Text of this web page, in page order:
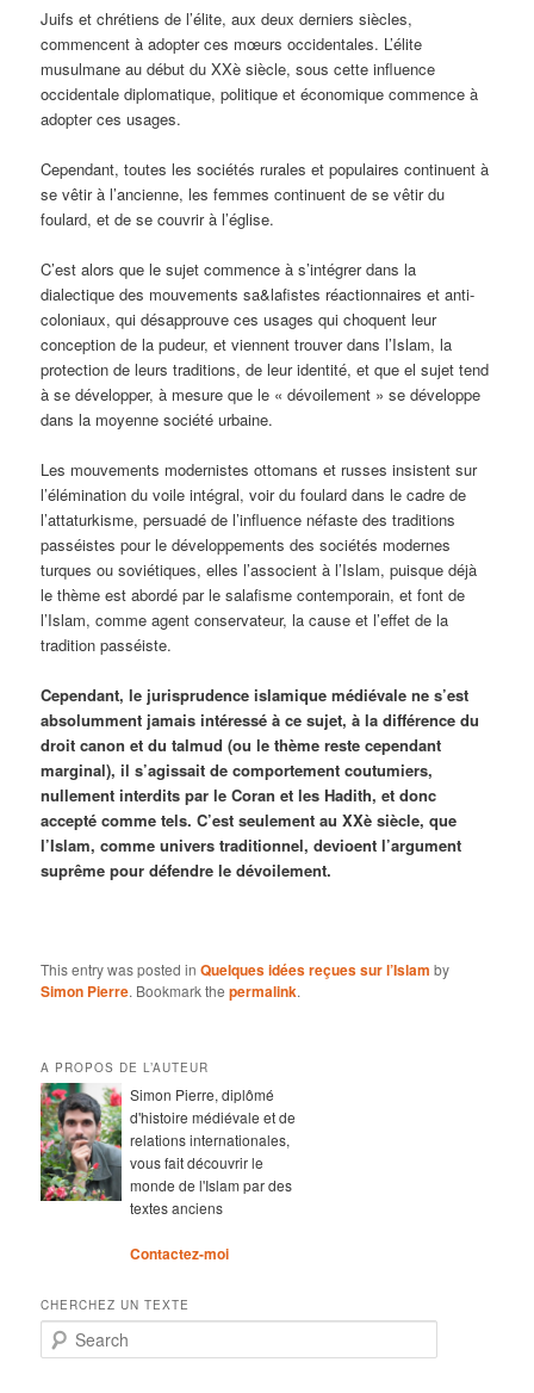
Juifs et chrétiens de l’élite, aux deux derniers siècles,
commencent à adopter ces mœurs occidentales. L’élite
musulmane au début du XXè siècle, sous cette influence
occidentale diplomatique, politique et économique commence à
adopter ces usages.
Cependant, toutes les sociétés rurales et populaires continuent à
se vêtir à l’ancienne, les femmes continuent de se vêtir du
foulard, et de se couvrir à l’église.
C’est alors que le sujet commence à s’intégrer dans la
dialectique des mouvements sa&lafistes réactionnaires et anti-
coloniaux, qui désapprouve ces usages qui choquent leur
conception de la pudeur, et viennent trouver dans l’Islam, la
protection de leurs traditions, de leur identité, et que el sujet tend
à se développer, à mesure que le « dévoilement » se développe
dans la moyenne société urbaine.
Les mouvements modernistes ottomans et russes insistent sur
l’élémination du voile intégral, voir du foulard dans le cadre de
l’attaturkisme, persuadé de l’influence néfaste des traditions
passéistes pour le développements des sociétés modernes
turques ou soviétiques, elles l’associent à l’Islam, puisque déjà
le thème est abordé par le salafisme contemporain, et font de
l’Islam, comme agent conservateur, la cause et l’effet de la
tradition passéiste.
Cependant, le jurisprudence islamique médiévale ne s’est
absolumment jamais intéressé à ce sujet, à la différence du
droit canon et du talmud (ou le thème reste cependant
marginal), il s’agissait de comportement coutumiers,
nullement interdits par le Coran et les Hadith, et donc
accepté comme tels. C’est seulement au XXè siècle, que
l’Islam, comme univers traditionnel, devioent l’argument
suprême pour défendre le dévoilement.
This entry was posted inQuelques idées reçues sur l’Islam by
Simon Pierre. Bookmark thepermalink.
A PROPOS DE L’AUTEUR
Simon Pierre, diplômé
d'histoire médiévale et de
relations internationales,
vous fait découvrir le
monde de l'Islam par des
textes anciens
Contactez-moi
CHERCHEZ UN TEXTE
Search